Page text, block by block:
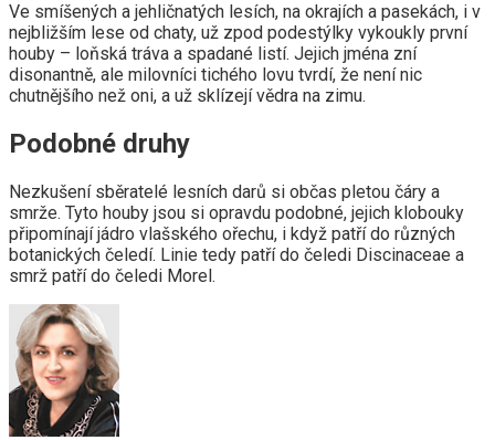
Ve smíšených a jehličnatých lesích, na okrajích a pasekách, i v
nejbližším lese od chaty, už zpod podestýlky vykoukly první
houby – loňská tráva a spadané listí. Jejich jména zní
disonantně, ale milovníci tichého lovu tvrdí, že není nic
chutnějšího než oni, a už sklízejí vědra na zimu.
Podobné druhy
Nezkušení sběratelé lesních darů si občas pletou čáry a
smrže. Tyto houby jsou si opravdu podobné, jejich klobouky
připomínají jádro vlašského ořechu, i když patří do různých
botanických čeledí. Linie tedy patří do čeledi Discinaceae a
smrž patří do čeledi Morel.